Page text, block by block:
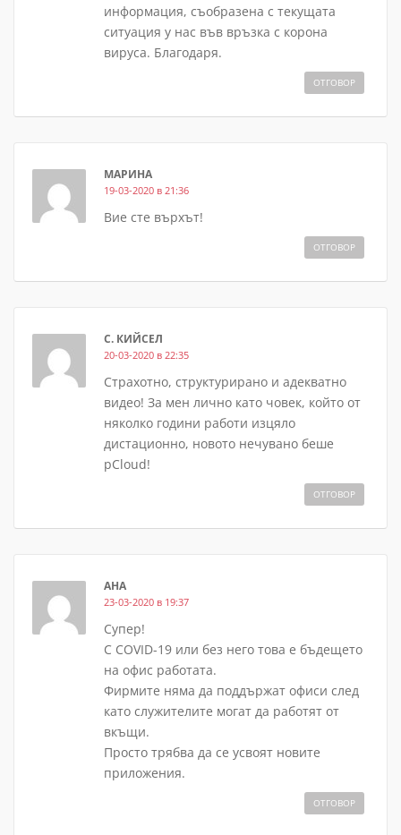
информация, съобразена с текущата
ситуация у нас във връзка с корона
вируса. Благодаря.
ОТГОВОР
МАРИНА
19-03-2020 в 21:36
Вие сте върхът!
ОТГОВОР
С. КИЙСЕЛ
20-03-2020 в 22:35
Страхотно, структурирано и адекватно
видео! За мен лично като човек, който от
няколко години работи изцяло
дистационно, новото нечувано беше
pCloud!
ОТГОВОР
АНА
23-03-2020 в 19:37
Супер!
С COVID-19 или без него това е бъдещето
на офис работата.
Фирмите няма да поддържат офиси след
като служителите могат да работят от
вкъщи.
Просто трябва да се усвоят новите
приложения.
ОТГОВОР